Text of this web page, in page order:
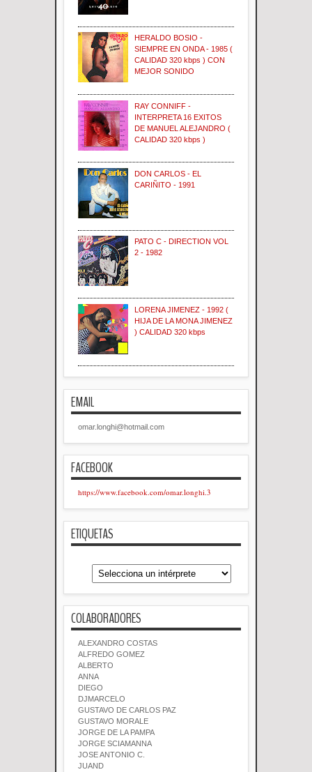
HERALDO BOSIO -
SIEMPRE EN ONDA - 1985 (
CALIDAD 320 kbps ) CON
MEJOR SONIDO
RAY CONNIFF -
INTERPRETA 16 EXITOS
DE MANUEL ALEJANDRO (
CALIDAD 320 kbps )
DON CARLOS - EL
CARIÑITO - 1991
PATO C - DIRECTION VOL
2 - 1982
LORENA JIMENEZ - 1992 (
HIJA DE LA MONA JIMENEZ
) CALIDAD 320 kbps
EMAIL
omar.longhi@hotmail.com
FACEBOOK
https://www.facebook.com/omar.longhi.3
ETIQUETAS
COLABORADORES
ALEXANDRO COSTAS
ALFREDO GOMEZ
ALBERTO
ANNA
DIEGO
DJMARCELO
GUSTAVO DE CARLOS PAZ
GUSTAVO MORALE
JORGE DE LA PAMPA
JORGE SCIAMANNA
JOSE ANTONIO C.
JUAND